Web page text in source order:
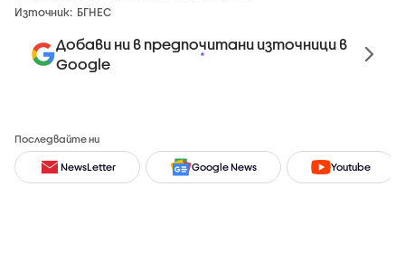
Източник: БГНЕС
Добави ни в предпочитани източници в
Google
Последвайте ни
NewsLetter Google News Youtube